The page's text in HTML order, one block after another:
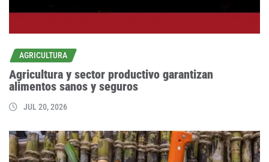
AGRICULTURA
Agricultura y sector productivo garantizan
alimentos sanos y seguros
JUL 20, 2026